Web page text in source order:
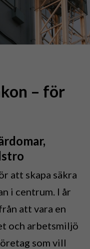
– för
att skapa säkra
i centrum. I år
att vara en
och arbetsmiljö
som vill